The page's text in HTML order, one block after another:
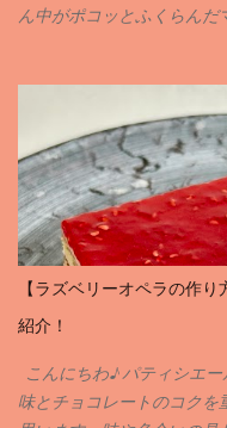
ん中がポコッとふくらんだ
火が入ります。 しっかり
と、 外側からどんどん焼け
む んです。 その結果でき
ヘソはあった方がいいのか
「高さが出た」という目安
た目が可愛いんです。 ど
ですよ♪ ヘソを出す or 出さ
は190〜200℃にしっかり
地を室温に戻してから
【ラズベリーオペラの作
紹介！
こんにちわ♪ パティシエ
味とチョコレートのコクを